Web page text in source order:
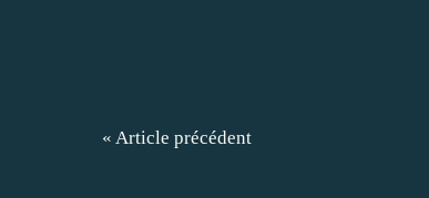
« Article précédent